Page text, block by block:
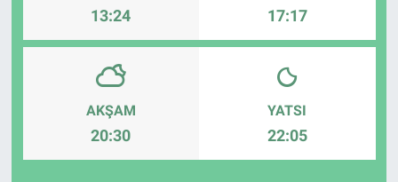
13:24 17:17
AKŞAM
20:30
YATSI
22:05